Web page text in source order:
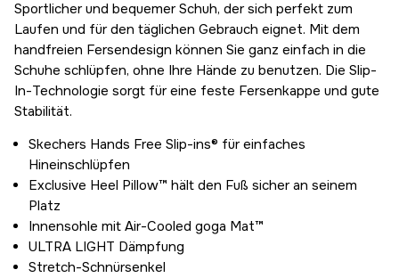
Sportlicher und bequemer Schuh, der sich perfekt zum
Laufen und für den täglichen Gebrauch eignet. Mit dem
handfreien Fersendesign können Sie ganz einfach in die
Schuhe schlüpfen, ohne Ihre Hände zu benutzen. Die Slip-
In-Technologie sorgt für eine feste Fersenkappe und gute
Stabilität.
Skechers Hands Free Slip-ins® für einfaches
Hineinschlüpfen
Exclusive Heel Pillow™ hält den Fuß sicher an seinem
Platz
Innensohle mit Air-Cooled goga Mat™
ULTRA LIGHT Dämpfung
Stretch-Schnürsenkel